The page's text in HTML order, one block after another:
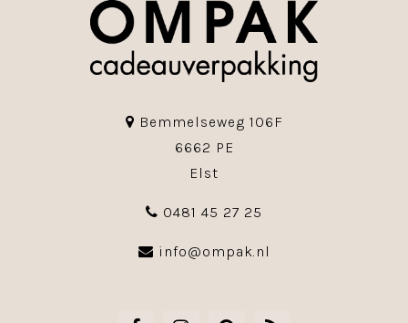
Bemmelseweg 106F
6662 PE
Elst
0481 45 27 25
info@ompak.nl